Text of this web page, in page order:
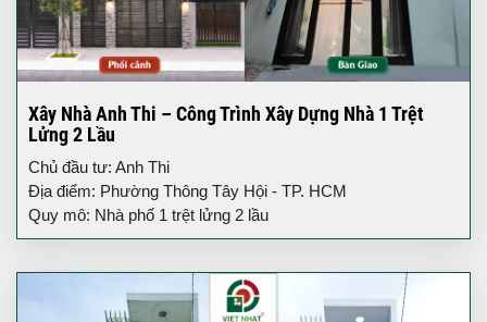
Xây Nhà Anh Thi – Công Trình Xây Dựng Nhà 1 Trệt
Lửng 2 Lầu
Chủ đầu tư: Anh Thi
Địa điểm: Phường Thông Tây Hội - TP. HCM
Quy mô: Nhà phố 1 trệt lửng 2 lầu